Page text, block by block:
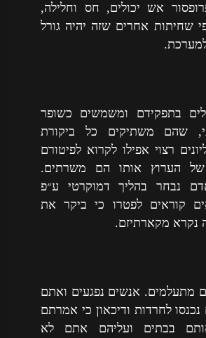
אש יכולים, חס וחלילה,
שחיתות אחרים שזה יהיה גורל
בתפקידם ומשמשים כשופר
שהם משתיקים כל ביקורת
רצוי אפילו לקרוא לפיטורם
הערוץ אותו הם משרתים.
נבחר בהליך דמוקרטי ע״פ
קוראים לפטרו כי ביקר את
נקרא מקארתיזם.
מתעלמים. אנשים נפגעים ואתם
לחרדות ודיכאון כי אמרתם
בבתים ועליהם אתם לא